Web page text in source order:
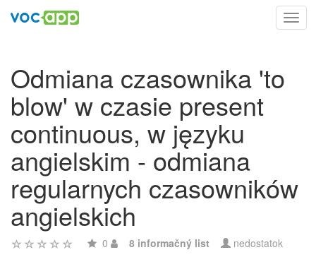
Odmiana czasownika 'to
blow' w czasie present
continuous, w języku
angielskim - odmiana
regularnych czasowników
angielskich
0 8 informačný list nedostatok